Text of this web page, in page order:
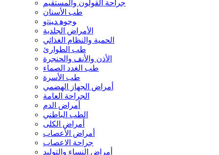
جراحة القولون والمستقيم
طب الأسنان
ﻮﺟﻮﻫ ﺪﻴﻨﺗﻭ
الأمراض الجلدية
الحمية والنظام الغذائي
طب الطوارئ
الأذن والأنف والحنجرة
طب الغدد الصماء
طب الأسرة
أمراض الجهاز الهضمي
الجراحة العامة
أمراض الدم
الطب الباطني
أمراض الكلى
أمراض الأعصاب
جراحة الاعصاب
أمراض النساء والتوليد